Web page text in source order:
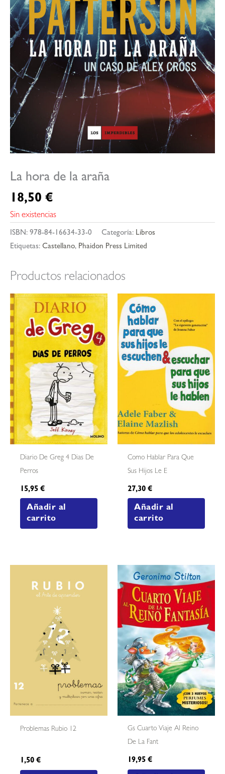
La hora de la araña
18,50 €
Sin existencias
ISBN: 978-84-16634-33-0 Categoría: Libros
Etiquetas: Castellano, Phaidon Press Limited
Productos relacionados
Diario De Greg 4 Dias De
Perros
15,95€
Añadir al
carrito
Como Hablar Para Que
Sus Hijos Le E
27,30€
Añadir al
carrito
Problemas Rubio 12
1,50€
Gs Cuarto Viaje Al Reino
De La Fant
19,95€